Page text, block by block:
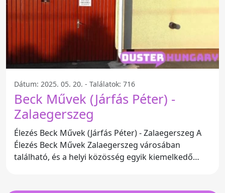
Dátum: 2025. 05. 20. - Találatok: 716
Beck Művek (Járfás Péter) -
Zalaegerszeg
Élezés Beck Művek (Járfás Péter) - Zalaegerszeg A
Élezés Beck Művek Zalaegerszeg városában
található, és a helyi közösség egyik kiemelkedő